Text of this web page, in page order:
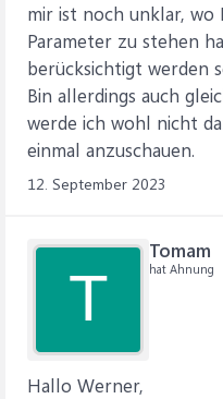
mir ist noch unklar, wo
Parameter zu stehen
berücksichtigt werden
Bin allerdings auch
werde ich wohl nicht
einmal anzuschauen.
12. September 2023
T
Tomam
hat Ahnung
Hallo Werner,